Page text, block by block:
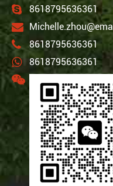
8618795636361
8618795636361
8618795636361